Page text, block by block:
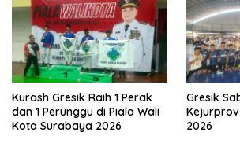
Kurash Gresik Raih 1 Perak
dan 1 Perunggu di Piala Wali
Kota Surabaya 2026
Gresik
2026